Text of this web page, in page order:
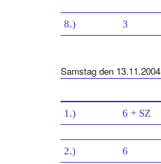
8.) 3
Samstag den 13.11.2004
1.) 6 + SZ
2.) 6